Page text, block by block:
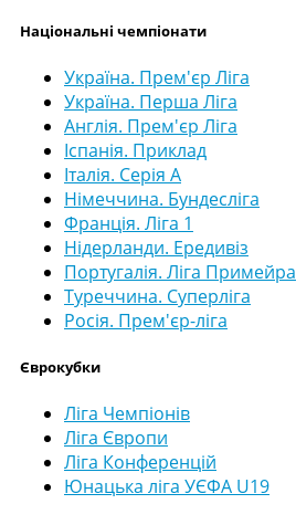
Національні чемпіонати
Україна. Прем'єр Ліга
Україна. Перша Ліга
Англія. Прем'єр Ліга
Іспанія. Приклад
Італія. Серія А
Німеччина. Бундесліга
Франція. Ліга 1
Нідерланди. Ередивіз
Португалія. Ліга Примейра
Туреччина. Суперліга
Росія. Прем'єр-ліга
Єврокубки
Ліга Чемпіонів
Ліга Європи
Ліга Конференцій
Юнацька ліга УЄФА U19